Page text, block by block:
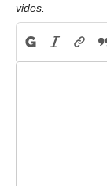
vides.